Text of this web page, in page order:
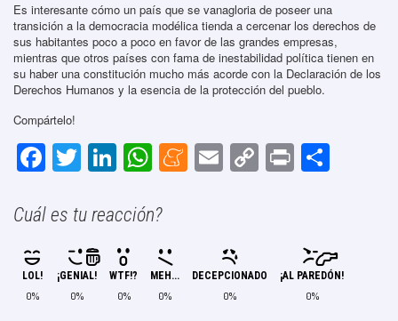
Es interesante cómo un país que se vanagloria de poseer una
transición a la democracia modélica tienda a cercenar los derechos de
sus habitantes poco a poco en favor de las grandes empresas,
mientras que otros países con fama de inestabilidad política tienen en
su haber una constitución mucho más acorde con la Declaración de los
Derechos Humanos y la esencia de la protección del pueblo.
Compártelo!
F
a
c
b
T
wi
tt
er
Li
n
k
e
dI
n
W
h
at
s
A
p
M
e
a
E
m
C
o
Li
Pr
in
p
ar
Cuál es tu reacción?
LOL!
0%
¡GENIAL!
0%
WTF!?
0%
MEH...
0%
DECEPCIONADO
0%
¡AL PAREDÓN!
0%